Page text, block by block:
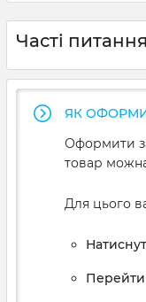
Часті питання
ЯК
Оформити
товар
Для цього